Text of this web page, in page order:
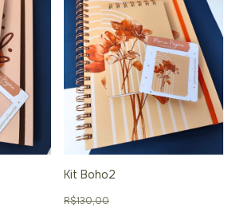
Kit Boho2
R$130,00